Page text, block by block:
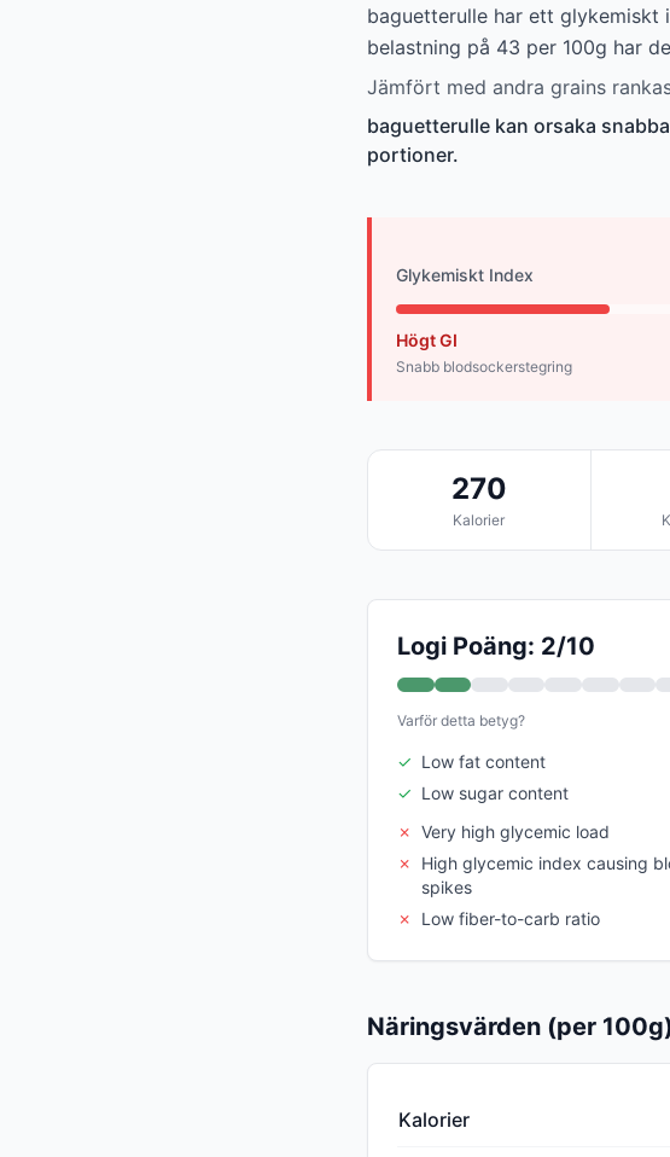
baguetterulle har ett glykemiskt
belastning på 43 per 100g har
Jämfört med andra grains
baguetterulle kan orsaka
portioner.
Glykemiskt Index
Högt GI
Snabb blodsockerstegring
270
Kalorier
Logi Poäng: 2/10
Varför detta betyg?
✓ Low fat content
✓ Low sugar content
✗ Very high glycemic load
✗
High glycemic index causing
spikes
✗
Low fiber-to-carb ratio
Näringsvärden (per
Kalorier